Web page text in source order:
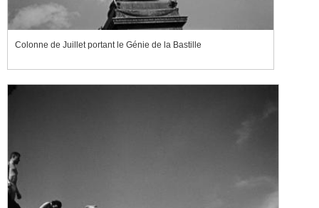
Colonne de Juillet portant le Génie de la Bastille